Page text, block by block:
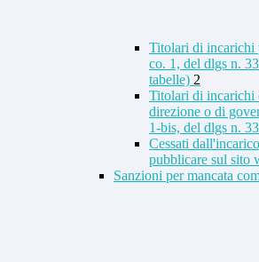
Titolari di incarichi
co. 1, del dlgs n.
tabelle) 2
Titolari di incarichi
direzione o di
1-bis, del dlgs n.
Cessati
pubblicare sul sito
Sanzioni per mancata